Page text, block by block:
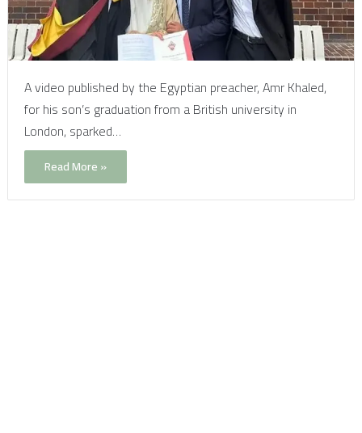
A video published by the Egyptian preacher, Amr Khaled,
for his son’s graduation from a British university in
London, sparked…
Read More »